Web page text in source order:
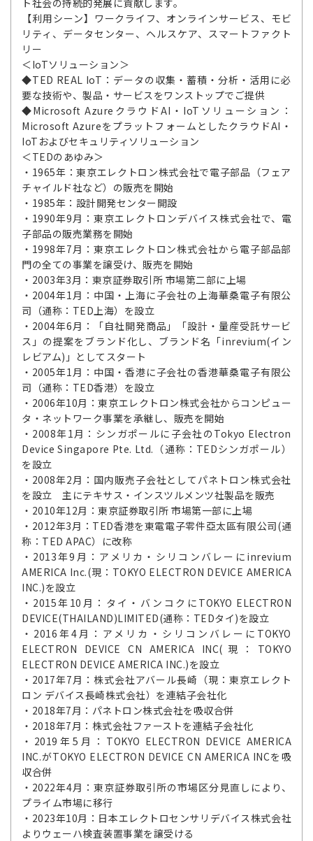
【利用シーン】ワークライフ、オンラインサービス、モビ
リティ、データセンター、ヘルスケア、スマートファクト
リー
＜IoTソリューション＞
◆TED REAL IoT：データの収集・蓄積・分析・活用に必
要な技術や、製品・サービスをワンストップでご提供
◆Microsoft AzureクラウドAI・IoTソリューション：
Microsoft AzureをプラットフォームとしたクラウドAI・
IoTおよびセキュリティソリューション
＜TEDのあゆみ＞
・1965年：東京エレクトロン株式会社で電子部品（フェア
チャイルド社など）の販売を開始
・1985年：設計開発センター開設
・1990年9月：東京エレクトロンデバイス株式会社で、電
子部品の販売業務を開始
・1998年7月：東京エレクトロン株式会社から電子部品部
門の全ての事業を譲受け、販売を開始
・2003年3月：東京証券取引所 市場第二部に上場
・2004年1月：中国・上海に子会社の上海華桑電子有限公
司（通称：TED上海）を設立
・2004年6月：「自社開発商品」「設計・量産受託サービ
ス」の提案をブランド化し、ブランド名「inrevium(イン
レビアム)」としてスタート
・2005年1月：中国・香港に子会社の香港華桑電子有限公
司（通称：TED香港）を設立
・2006年10月：東京エレクトロン株式会社からコンピュー
タ・ネットワーク事業を承継し、販売を開始
・2008年1月：シンガポールに子会社のTokyo Electron
Device Singapore Pte. Ltd.（通称：TEDシンガポール）
を設立
・2008年2月：国内販売子会社としてパネトロン株式会社
を設立 主にテキサス・インスツルメンツ社製品を販売
・2010年12月：東京証券取引所 市場第一部に上場
・2012年3月：TED香港を東電電子零件亞太區有限公司(通
称：TED APAC）に改称
・2013年9月：アメリカ・シリコンバレーにinrevium
AMERICA Inc.(現：TOKYO ELECTRON DEVICE AMERICA
INC.)を設立
・2015年10月：タイ・バンコクにTOKYO ELECTRON
DEVICE(THAILAND)LIMITED(通称：TEDタイ)を設立
・2016年4月：アメリカ・シリコンバレーにTOKYO
ELECTRON DEVICE CN AMERICA INC(現：TOKYO
ELECTRON DEVICE AMERICA INC.)を設立
・2017年7月：株式会社アバール長崎（現：東京エレクト
ロン デバイス長崎株式会社）を連結子会社化
・2018年7月：パネトロン株式会社を吸収合併
・2018年7月：株式会社ファーストを連結子会社化
・2019年5月：TOKYO ELECTRON DEVICE AMERICA
INC.がTOKYO ELECTRON DEVICE CN AMERICA INCを吸
収合併
・2022年4月：東京証券取引所の市場区分見直しにより、
プライム市場に移行
・2023年10月：日本エレクトロセンサリデバイス株式会社
よりウェーハ検査装置事業を譲受ける